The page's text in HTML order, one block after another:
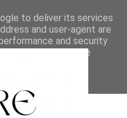
to deliver its services
and user-agent are
and security
generate usage
abuse.